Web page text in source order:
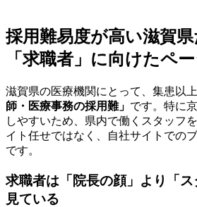
採用難易度が高い滋賀県
「求職者」に向けたペ
滋賀県の医療機関にとって、集患以
師・医療事務の採用難」 です。特に
しやすいため、県内で働くスタッフ
イト任せではなく、自社サイトでの
です。
求職者は「院長の顔」より「
見ている